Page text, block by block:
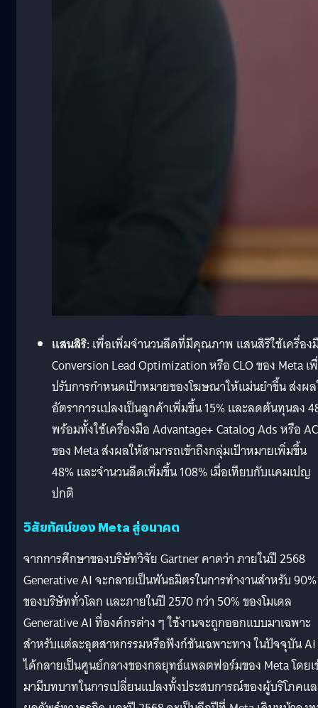
แสนสิริ:เพื่อเพิ่มจำนวนลีดที่มีคุณภาพ แสนสิริใช้เครื่อง
Conversion Lead Optimization หรือ CLO ของ Meta เ
ปรับการกำหนดเป้าหมายของโฆษณาให้แม่นยำขึ้น ส่งผ
อัตราการแปลงเป็นลูกค้าเพิ่มขึ้น 15% และลดต้นทุนลง
พร้อมทั้งใช้เครื่องมือ Advantage+ Catalog Ads หรือ
ของ Meta ส่งผลให้สามารถเข้าถึงกลุ่มเป้าหมายเพิ่มขึ้น
48% และจำนวนลีดเพิ่มขึ้น 108% เมื่อเทียบกับแคมเปญ
ปกติ
วิสัยทัศน์ของ Meta สู่อนาคต
จากการศึกษาของบริษัทวิจัย Gartner คาดว่า ภายในปี 2568
Generative AI จะกลายเป็นพันธมิตรในการทำงานสำหรับ 90%
ของบริษัททั่วโลก และภายในปี 2570 กว่า 50% ของโมเดล
Generative AI ที่องค์กรต่าง ๆ ใช้งานจะถูกออกแบบมาเฉพาะ
สำหรับแต่ละอุตสาหกรรมหรือฟังก์ชันเฉพาะทาง ในปัจจุบัน AI
ได้กลายเป็นศูนย์กลางของกลยุทธ์แพลตฟอร์มของ Meta โดยเ
มามีบทบาทในการเปลี่ยนแปลงทั้งประสบการณ์ของผู้บริโภคแ